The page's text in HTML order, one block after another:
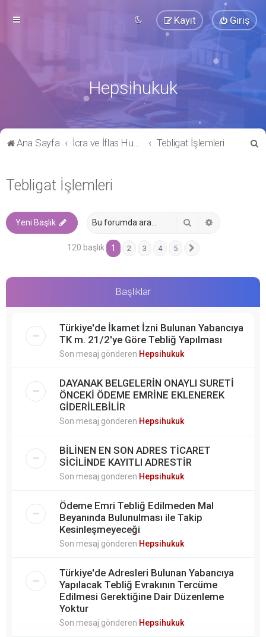
Giriş
Kayıt
Hepsihukuk
Ana Sayfa İcra ve İflas Hukuku Tebligat İşlemleri
Tebligat İşlemleri
Yeni Başlık
120 başlık 1 2 3 4 5
Başlıklar
Türkiye'de İkamet İzni Bulunan Yabancıya
TK m. 21/2'ye Göre Tebliğ Yapılması
Son mesaj gönderen Hepsihukuk
DAYANAK BELGELERİN ONAYLI SURETİ
ÖNCEKİ ÖDEME EMRİNE EKLENEREK
GİDERİLEBİLİR
Son mesaj gönderen Hepsihukuk
BİLİNEN EN SON ADRES TİCARET
SİCİLİNDE KAYITLI ADRESTİR
Son mesaj gönderen Hepsihukuk
Ödeme Emri Tebliğ Edilmeden Mal
Beyanında Bulunulması ile Takip
Kesinleşmeyeceği
Son mesaj gönderen Hepsihukuk
Türkiye'de Adresleri Bulunan Yabancıya
Yapılacak Tebliğ Evrakının Tercüme
Edilmesi Gerektiğine Dair Düzenleme
Yoktur
Son mesaj gönderen Hepsihukuk